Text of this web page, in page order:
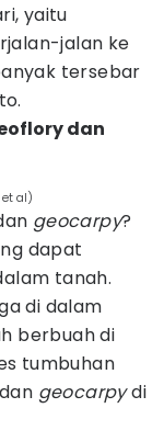
yaitu
jalan ke
tersebar
dan
al)
geocarpy?
dapat
tanah.
di dalam
berbuah di
tumbuhan
geocarpydi